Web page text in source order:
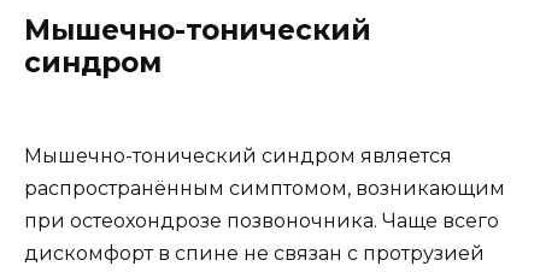
Мышечно-тонический
синдром
Мышечно-тонический синдром является
распространённым симптомом, возникающим
при остеохондрозе позвоночника. Чаще всего
дискомфорт в спине не связан с протрузией